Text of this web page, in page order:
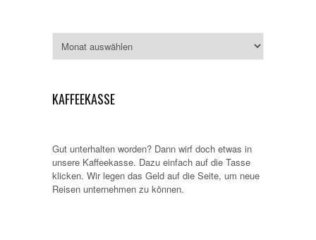
KAFFEEKASSE
Gut unterhalten worden? Dann wirf doch etwas in
unsere Kaffeekasse. Dazu einfach auf die Tasse
klicken. Wir legen das Geld auf die Seite, um neue
Reisen unternehmen zu können.